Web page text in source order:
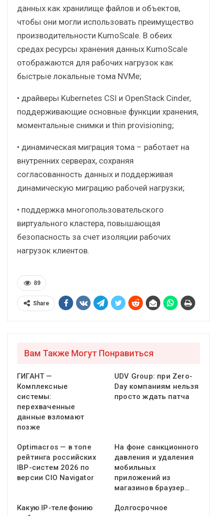
данных как хранилище файлов и объектов,
чтобы они могли использовать преимущество
производительности KumoScale. В обеих
средах ресурсы хранения данных KumoScale
отображаются для рабочих нагрузок как
быстрые локальные тома NVMe;
• драйверы Kubernetes CSI и OpenStack Cinder,
поддерживающие основные функции хранения,
моментальные снимки и thin provisioning;
• динамическая миграция тома – работает на
внутренних серверах, сохраняя
согласованность данных и поддерживая
динамическую миграцию рабочей нагрузки;
• поддержка многопользовательского
виртуального кластера, повышающая
безопасность за счет изоляции рабочих
нагрузок клиентов.
89
Share
Вам Также Могут Понравиться
ГИГАНТ —
Комплексные
системы:
перехваченные
данные взломают
позже
UDV Group: при Zero-
Day компаниям нельзя
просто ждать патча
Optimacros — в топе
рейтинга российских
IBP-систем 2026 по
версии CIO Navigator
На фоне санкционного
давления и удаления
мобильных
приложений из
магазинов браузер…
Какую IP-телефонию
Долгосрочное